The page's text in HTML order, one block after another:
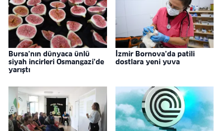
Bursa’nın dünyaca ünlü
siyah incirleri Osmangazi’de
yarıştı
İzmir Bornova’da patili
dostlara yeni yuva